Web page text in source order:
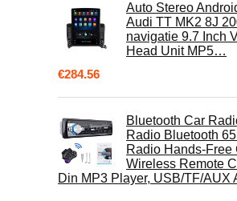
Auto Stereo
Audi TT MK2 8J
navigatie 9.7 Inch
Head Unit MP5…
€284.56
Bluetooth Car
Radio Bluetooth
Radio Hands-Free
Wireless Remote
Din MP3 Player, USB/TF/AUX